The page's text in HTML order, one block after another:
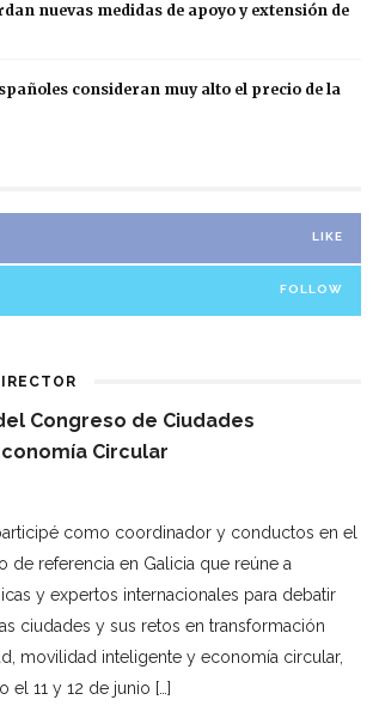
nuevas medidas de apoyo y extensión de
consideran muy alto el precio de la
LIKE
FOLLOW
Congreso de Ciudades
Circular
como coordinador y conductos en el
de referencia en Galicia que reúne a
y expertos internacionales para debatir
ciudades y sus retos en transformación
movilidad inteligente y economía circular,
el 11 y 12 de junio […]